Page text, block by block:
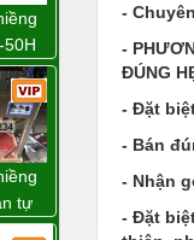
50H
tự
-
-
ĐÚNG
- Đặt
- Bán
- Nhận
- Đặt